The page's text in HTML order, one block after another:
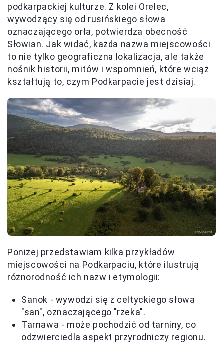
podkarpackiej kulturze. Z kolei Orelec,
wywodzący się od rusińskiego słowa
oznaczającego orła, potwierdza obecność
Słowian. Jak widać, każda nazwa miejscowości
to nie tylko geograficzna lokalizacja, ale także
nośnik historii, mitów i wspomnień, które wciąż
kształtują to, czym Podkarpacie jest dzisiaj.
Poniżej przedstawiam kilka przykładów
miejscowości na Podkarpaciu, które ilustrują
różnorodność ich nazw i etymologii:
Sanok - wywodzi się z celtyckiego słowa
"san", oznaczającego "rzeka".
Tarnawa - może pochodzić od tarniny, co
odzwierciedla aspekt przyrodniczy regionu.